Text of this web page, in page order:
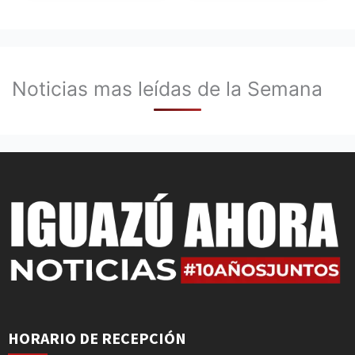
Noticias mas leídas de la Semana
HORARIO DE RECEPCIÓN